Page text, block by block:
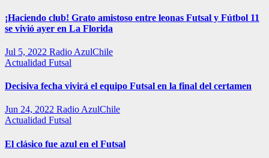
¡Haciendo club! Grato amistoso entre leonas Futsal y Fútbol 11
se vivió ayer en La Florida
Jul 5, 2022 Radio AzulChile
Actualidad Futsal
Decisiva fecha vivirá el equipo Futsal en la final del certamen
Jun 24, 2022 Radio AzulChile
Actualidad Futsal
El clásico fue azul en el Futsal